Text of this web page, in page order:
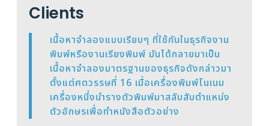
Clients
เนื้อหาจำลองแบบเรียบๆ ที่ใช้กันในธุรกิจงาน
พิมพ์หรืองานเรียงพิมพ์ มันได้กลายมาเป็น
เนื้อหาจำลองมาตรฐานของธุรกิจดังกล่าวมา
ตั้งแต่ศตวรรษที่ 16 เมื่อเครื่องพิมพ์โนเนม
เครื่องหนึ่งนำรางตัวพิมพ์มาสลับสับตำแหน่ง
ตัวอักษรเพื่อทำหนังสือตัวอย่าง